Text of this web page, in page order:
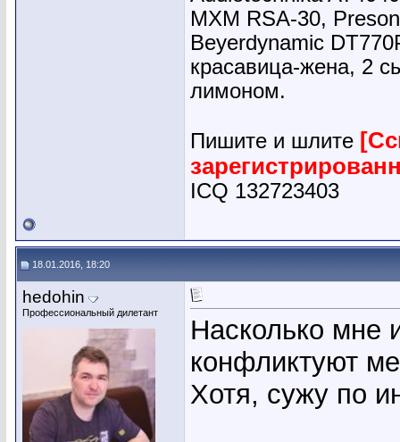
MXM RSA-30,
Beyerdynamic
красавица-жена, 2
лимоном.
Пишите и шлите
ICQ 132723403
18.01.2016, 18:20
hedohin
Профессиональный дилетант
Насколько мне
конфликтуют
Хотя, сужу по